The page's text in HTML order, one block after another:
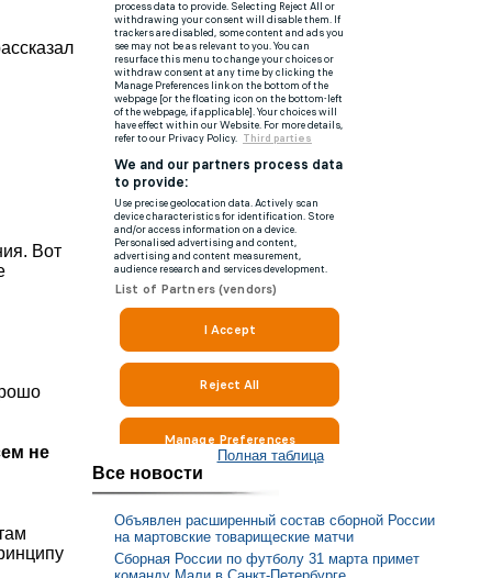
Вот
не
Полная таблица
Все новости
Объявлен расширенный состав сборной России
на мартовские товарищеские матчи
Сборная России по футболу 31 марта примет